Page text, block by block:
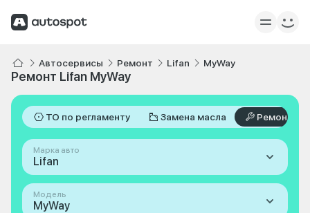
Автосервисы Ремонт Lifan MyWay
Ремонт Lifan MyWay
ТО по регламенту Замена масла Ремонт
Марка авто
Lifan
Модель
MyWay